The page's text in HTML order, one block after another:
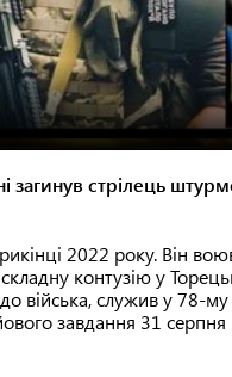
загинув стрілець
2022 року. Він
контузію у
війська, служив у 78-
завдання 31